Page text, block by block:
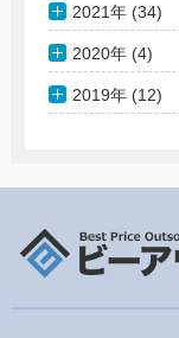
2021年 (34)
2020年 (4)
2019年 (12)